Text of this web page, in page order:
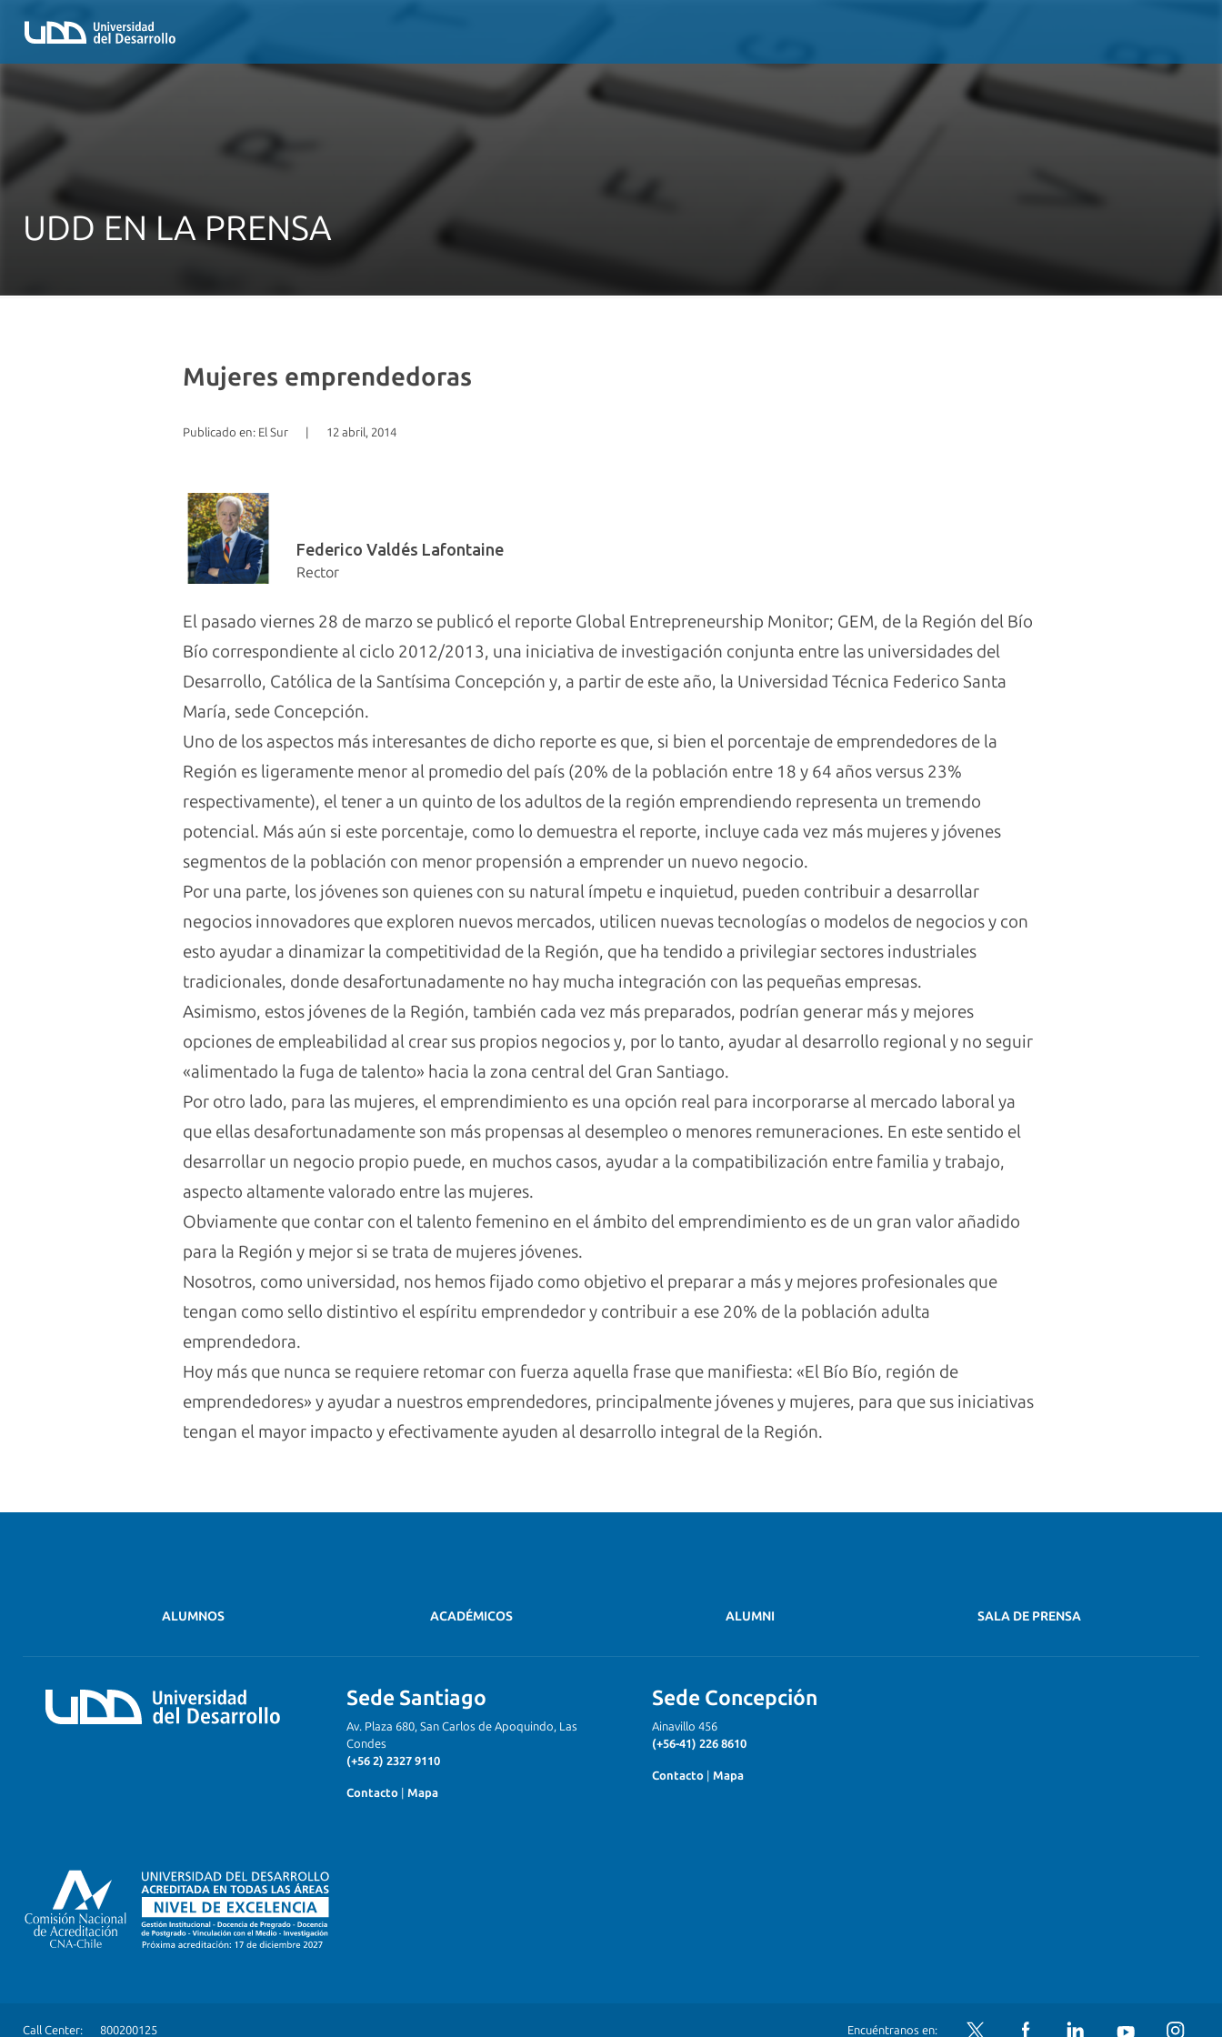
UDD EN LA PRENSA
Mujeres emprendedoras
Publicado en: El Sur 12 abril, 2014
Federico Valdés Lafontaine
Rector
El pasado viernes 28 de marzo se publicó el reporte Global Entrepreneurship Monitor; GEM, de la Región del Bío
Bío correspondiente al ciclo 2012/2013, una iniciativa de investigación conjunta entre las universidades del
Desarrollo, Católica de la Santísima Concepción y, a partir de este año, la Universidad Técnica Federico Santa
María, sede Concepción.
Uno de los aspectos más interesantes de dicho reporte es que, si bien el porcentaje de emprendedores de la
Región es ligeramente menor al promedio del país (20% de la población entre 18 y 64 años versus 23%
respectivamente), el tener a un quinto de los adultos de la región emprendiendo representa un tremendo
potencial. Más aún si este porcentaje, como lo demuestra el reporte, incluye cada vez más mujeres y jóvenes
segmentos de la población con menor propensión a emprender un nuevo negocio.
Por una parte, los jóvenes son quienes con su natural ímpetu e inquietud, pueden contribuir a desarrollar
negocios innovadores que exploren nuevos mercados, utilicen nuevas tecnologías o modelos de negocios y con
esto ayudar a dinamizar la competitividad de la Región, que ha tendido a privilegiar sectores industriales
tradicionales, donde desafortunadamente no hay mucha integración con las pequeñas empresas.
Asimismo, estos jóvenes de la Región, también cada vez más preparados, podrían generar más y mejores
opciones de empleabilidad al crear sus propios negocios y, por lo tanto, ayudar al desarrollo regional y no seguir
«alimentado la fuga de talento» hacia la zona central del Gran Santiago.
Por otro lado, para las mujeres, el emprendimiento es una opción real para incorporarse al mercado laboral ya
que ellas desafortunadamente son más propensas al desempleo o menores remuneraciones. En este sentido el
desarrollar un negocio propio puede, en muchos casos, ayudar a la compatibilización entre familia y trabajo,
aspecto altamente valorado entre las mujeres.
Obviamente que contar con el talento femenino en el ámbito del emprendimiento es de un gran valor añadido
para la Región y mejor si se trata de mujeres jóvenes.
Nosotros, como universidad, nos hemos fijado como objetivo el preparar a más y mejores profesionales que
tengan como sello distintivo el espíritu emprendedor y contribuir a ese 20% de la población adulta
emprendedora.
Hoy más que nunca se requiere retomar con fuerza aquella frase que manifiesta: «El Bío Bío, región de
emprendedores» y ayudar a nuestros emprendedores, principalmente jóvenes y mujeres, para que sus iniciativas
tengan el mayor impacto y efectivamente ayuden al desarrollo integral de la Región.
ALUMNOS ACADÉMICOS ALUMNI SALA DE PRENSA
Sede Santiago
Av. Plaza 680, San Carlos de Apoquindo, Las
Condes
(+56 2) 2327 9110
Contacto Mapa
Sede Concepción
Ainavillo 456
(+56-41) 226 8610
Contacto Mapa
Call Center: 800200125 Encuéntranos en: Twitter FacebookLinkedIn YouTube Instagram